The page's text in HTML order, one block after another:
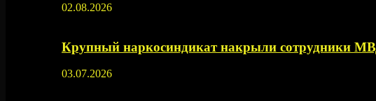
02.08.2026
Крупный наркосиндикат накрыли сотрудники
03.07.2026